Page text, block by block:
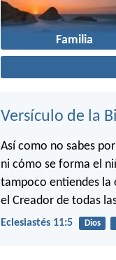
Familia
Versículo de la
Así como no sabes
ni cómo se forma el
tampoco entiendes la
el Creador de todas
Eclesiastés 11:5 Dios